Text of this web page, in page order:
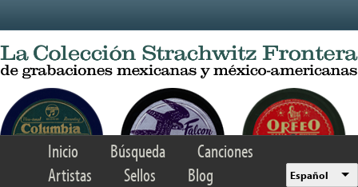
Inicio Búsqueda
Canciones
Artistas
Sellos Blog Español